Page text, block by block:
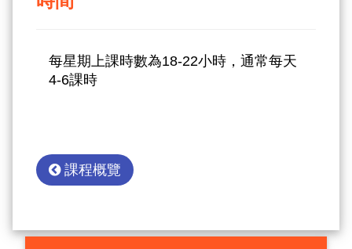
每星期上課時數為18-22小時，通常每天
4-6課時
課程概覽